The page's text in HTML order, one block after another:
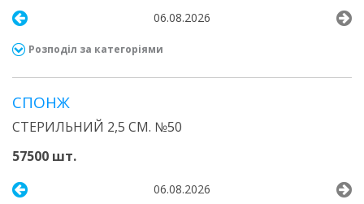
06.08.2026
Розподіл за категоріями
СПОНЖ
СТЕРИЛЬНИЙ 2,5 СМ. №50
57500 шт.
06.08.2026